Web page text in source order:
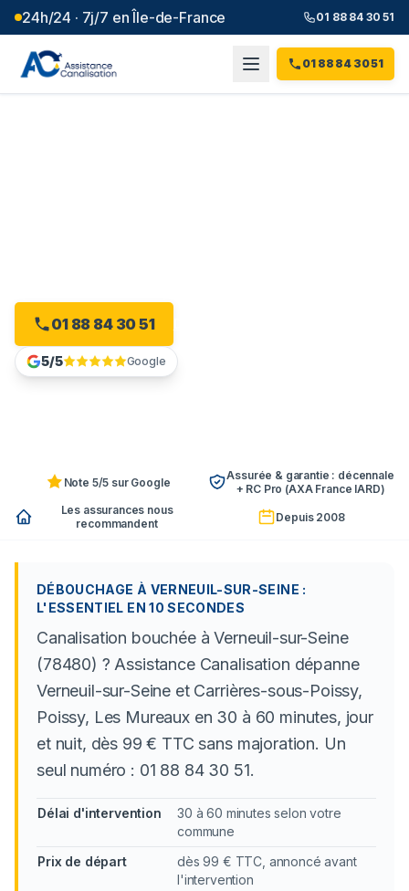
24h/24 · 7j/7 en Île-de-France 01 88 84 30 51
01 88 84 30 51
01 88 84 30 51
5/5 Google
Note 5/5 sur Google
Assurée & garantie : décennale
+ RC Pro (AXA France IARD)
Les assurances nous
recommandent
Depuis 2008
DÉBOUCHAGE À VERNEUIL-SUR-SEINE :
L'ESSENTIEL EN 10 SECONDES
Canalisation bouchée à Verneuil-sur-Seine
(78480) ? Assistance Canalisation dépanne
Verneuil-sur-Seine et Carrières-sous-Poissy,
Poissy, Les Mureaux en 30 à 60 minutes, jour
et nuit, dès 99 € TTC sans majoration. Un
seul numéro : 01 88 84 30 51.
Délai d'intervention
30 à 60 minutes selon votre
commune
Prix de départ
dès 99 € TTC, annoncé avant
l'intervention